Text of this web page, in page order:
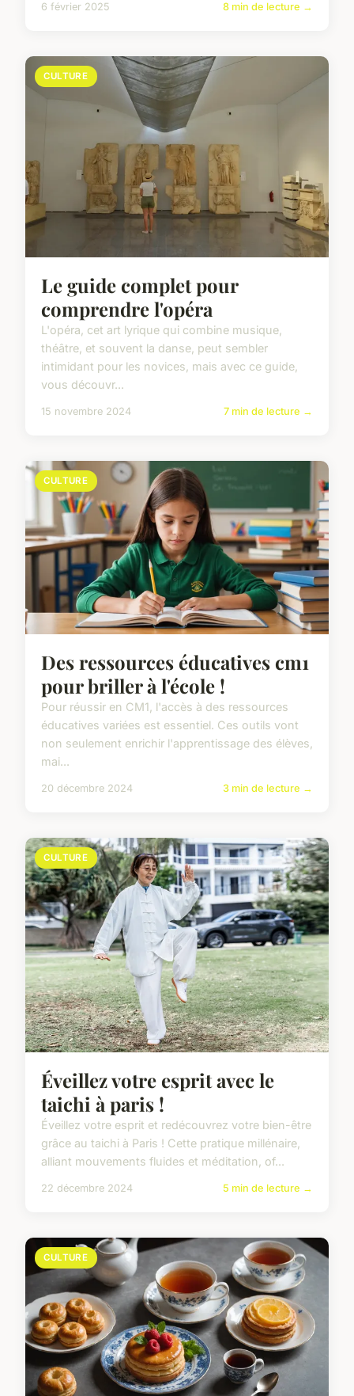
6 février 2025 8 min de lecture →
CULTURE
Le guide complet pour
comprendre l'opéra
L'opéra, cet art lyrique qui combine musique,
théâtre, et souvent la danse, peut sembler
intimidant pour les novices, mais avec ce guide,
vous découvr...
15 novembre 2024 7 min de lecture →
CULTURE
Des ressources éducatives cm1
pour briller à l'école !
Pour réussir en CM1, l'accès à des ressources
éducatives variées est essentiel. Ces outils vont
non seulement enrichir l'apprentissage des élèves,
mai...
20 décembre 2024 3 min de lecture →
CULTURE
Éveillez votre esprit avec le
taichi à paris !
Éveillez votre esprit et redécouvrez votre bien-être
grâce au taichi à Paris ! Cette pratique millénaire,
alliant mouvements fluides et méditation, of...
22 décembre 2024 5 min de lecture →
CULTURE